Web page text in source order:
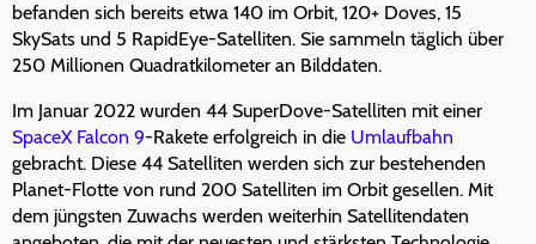
befanden sich bereits etwa 140 im Orbit, 120+ Doves, 15
SkySats und 5 RapidEye-Satelliten. Sie sammeln täglich über
250 Millionen Quadratkilometer an Bilddaten.
Im Januar 2022 wurden 44 SuperDove-Satelliten mit einer
SpaceX Falcon 9-Rakete erfolgreich in die Umlaufbahn
gebracht. Diese 44 Satelliten werden sich zur bestehenden
Planet-Flotte von rund 200 Satelliten im Orbit gesellen. Mit
dem jüngsten Zuwachs werden weiterhin Satellitendaten